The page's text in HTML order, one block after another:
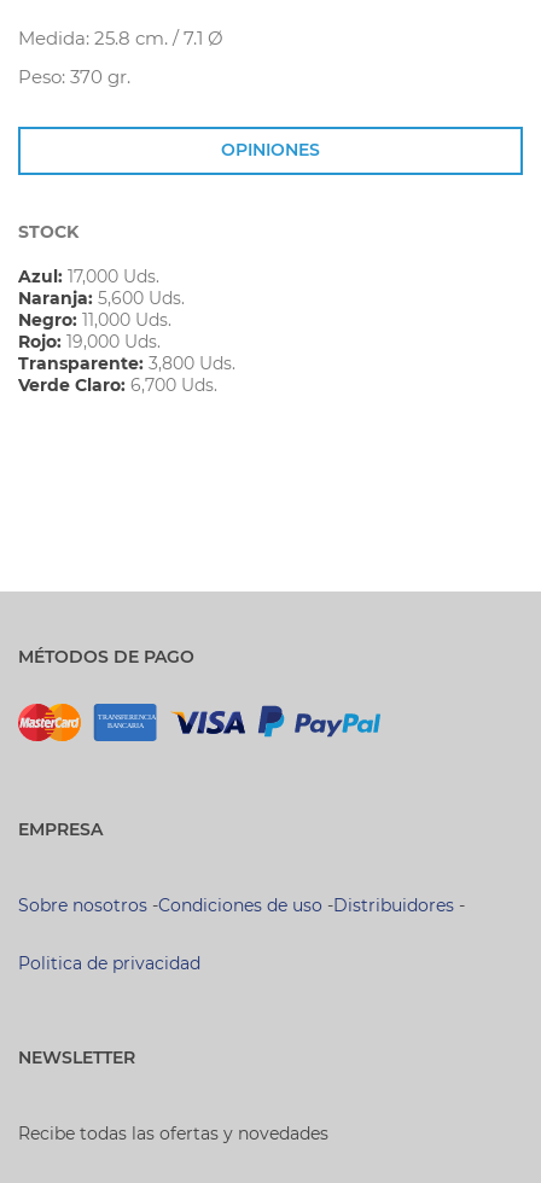
Medida: 25.8 cm. / 7.1 Ø
Peso: 370 gr.
OPINIONES
STOCK
Azul: 17,000 Uds.
Naranja: 5,600 Uds.
Negro: 11,000 Uds.
Rojo: 19,000 Uds.
Transparente: 3,800 Uds.
Verde Claro: 6,700 Uds.
MÉTODOS DE PAGO
EMPRESA
Sobre nosotros -Condiciones de uso -Distribuidores -
Politica de privacidad
NEWSLETTER
Recibe todas las ofertas y novedades